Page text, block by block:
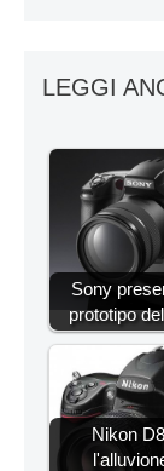
LEGGI
Sony
prototipo
Nikon